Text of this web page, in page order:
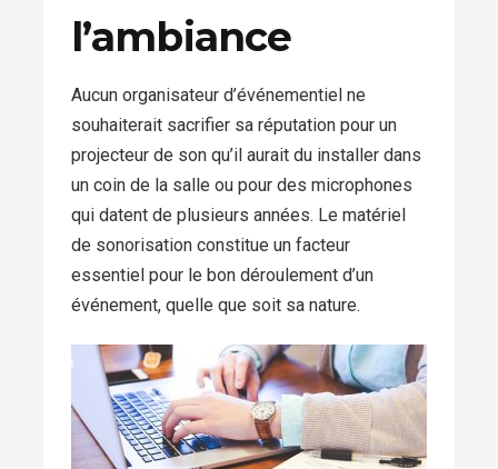
l’ambiance
Aucun organisateur d’événementiel ne
souhaiterait sacrifier sa réputation pour un
projecteur de son qu’il aurait du installer dans
un coin de la salle ou pour des microphones
qui datent de plusieurs années. Le matériel
de sonorisation constitue un facteur
essentiel pour le bon déroulement d’un
événement, quelle que soit sa nature.